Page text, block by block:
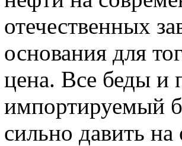
отечественных
основания для
цена. Все беды и
импортируемый
сильно давить